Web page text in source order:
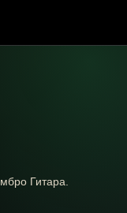
Гитара.